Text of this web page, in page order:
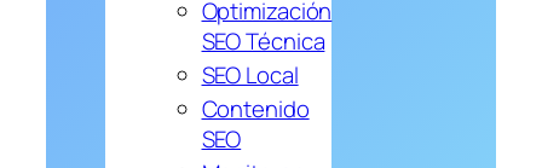
Optimización
SEO Técnica
SEO Local
Contenido
SEO